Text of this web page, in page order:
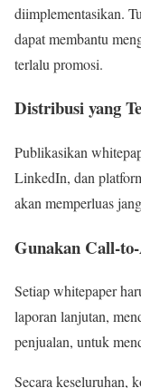
diimplementasikan.
dapat membantu
terlalu promosi.
Distribusi yang
Publikasikan
LinkedIn, dan
akan memperluas
Gunakan Call-
Setiap whitepaper
laporan lanjutan,
penjualan, untuk
Secara keseluruhan,